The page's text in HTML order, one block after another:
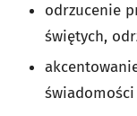
odrzucenie
świętych,